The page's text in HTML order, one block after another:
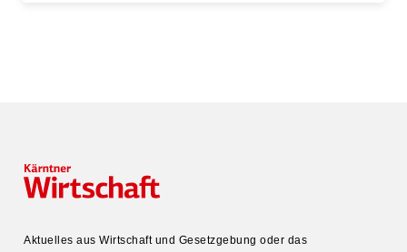
Aktuelles aus Wirtschaft und Gesetz­gebung oder das